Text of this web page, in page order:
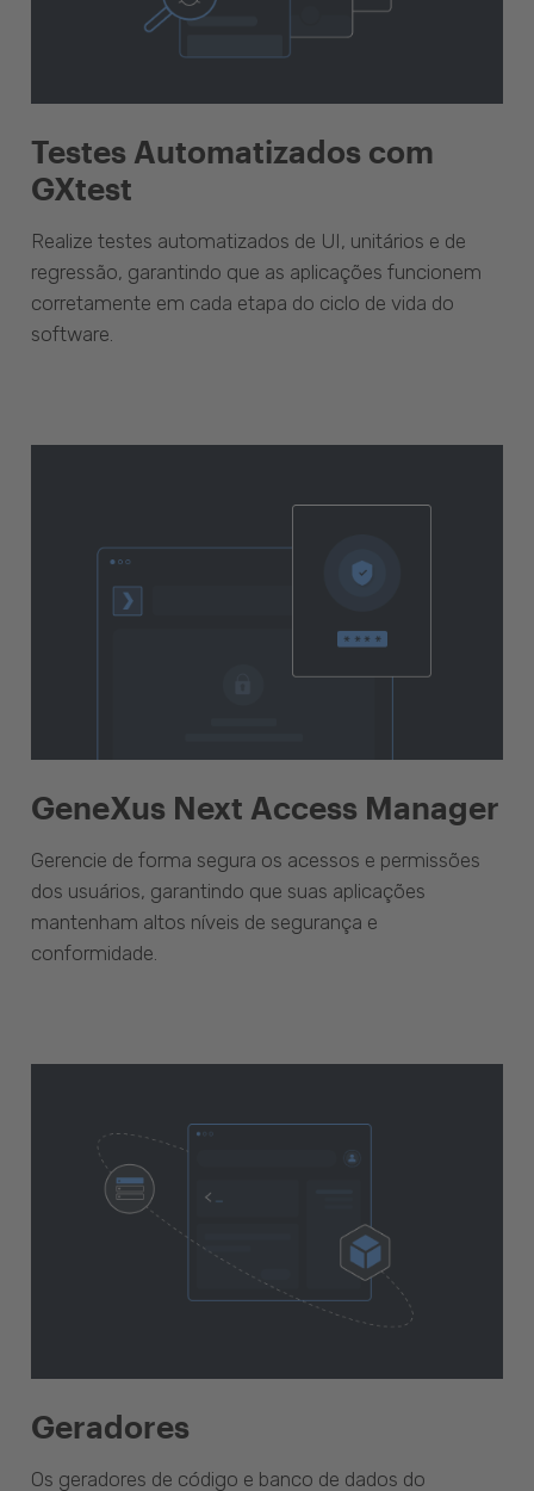
Testes Automatizados com
GXtest
Realize testes automatizados de UI, unitários e de
regressão, garantindo que as aplicações funcionem
corretamente em cada etapa do ciclo de vida do
software.
GeneXus Next Access Manager
Gerencie de forma segura os acessos e permissões
dos usuários, garantindo que suas aplicações
mantenham altos níveis de segurança e
conformidade.
Geradores
Os geradores de código e banco de dados do